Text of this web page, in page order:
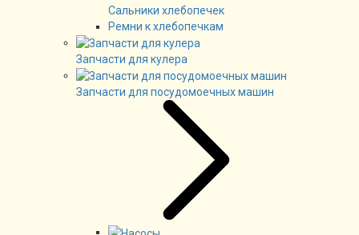
Сальники хлебопечек
Ремни к хлебопечкам
Запчасти для кулера
Запчасти для посудомоечных машин